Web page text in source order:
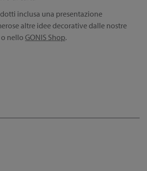
inclusa una presentazione
altre idee decorative dalle nostre
o nello GONIS Shop.